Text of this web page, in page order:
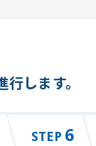
します。
STEP 6